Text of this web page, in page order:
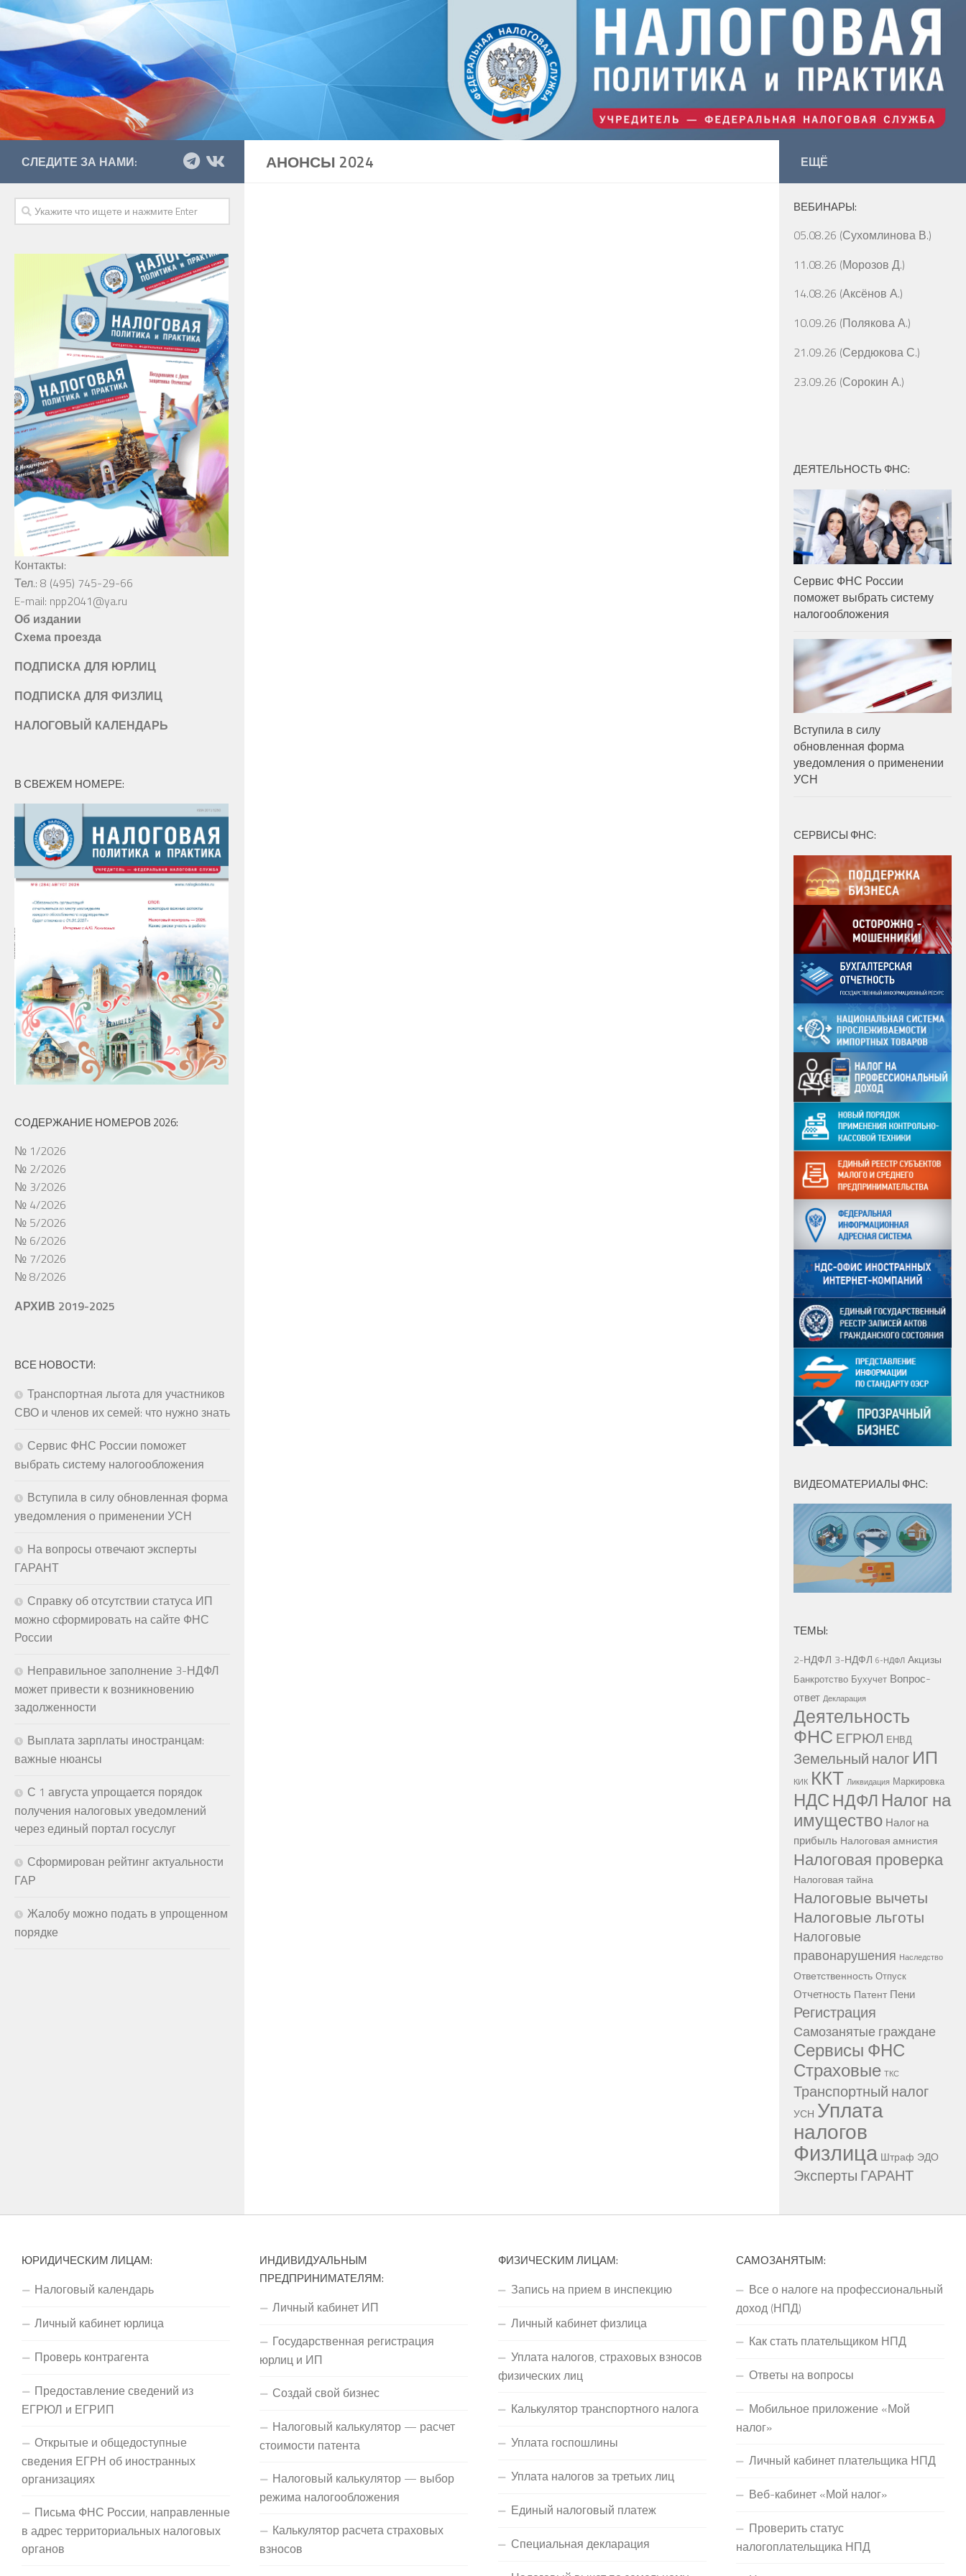
АНОНСЫ 2024
СЛЕДИТЕ ЗА НАМИ:
Контакты:
Тел.: 8 (495) 745-29-66
E-mail: npp2041@ya.ru
Об издании
Схема проезда
ПОДПИСКА ДЛЯ ЮРЛИЦ
ПОДПИСКА ДЛЯ ФИЗЛИЦ
НАЛОГОВЫЙ КАЛЕНДАРЬ
В СВЕЖЕМ НОМЕРЕ:
СОДЕРЖАНИЕ НОМЕРОВ 2026:
№ 1/2026
№ 2/2026
№ 3/2026
№ 4/2026
№ 5/2026
№ 6/2026
№ 7/2026
№ 8/2026
АРХИВ 2019-2025
ВСЕ НОВОСТИ:
Транспортная льгота для участников
СВО и членов их семей: что нужно знать
Сервис ФНС России поможет
выбрать систему налогообложения
Вступила в силу обновленная форма
уведомления о применении УСН
На вопросы отвечают эксперты
ГАРАНТ
Справку об отсутствии статуса ИП
можно сформировать на сайте ФНС
России
Неправильное заполнение 3-НДФЛ
может привести к возникновению
задолженности
Выплата зарплаты иностранцам:
важные нюансы
С 1 августа упрощается порядок
получения налоговых уведомлений
через единый портал госуслуг
Сформирован рейтинг актуальности
ГАР
Жалобу можно подать в упрощенном
порядке
ЕЩЁ
ВЕБИНАРЫ:
05.08.26 (Сухомлинова В.)
11.08.26 (Морозов Д.)
14.08.26 (Аксёнов А.)
10.09.26 (Полякова А.)
21.09.26 (Сердюкова С.)
23.09.26 (Сорокин А.)
ДЕЯТЕЛЬНОСТЬ ФНС:
Сервис ФНС России
поможет выбрать систему
налогообложения
Вступила в силу
обновленная форма
уведомления о применении
УСН
СЕРВИСЫ ФНС:
ВИДЕОМАТЕРИАЛЫ ФНС:
ТЕМЫ:
2-НДФЛ 3-НДФЛ 6-НДФЛ Акцизы
Банкротство Бухучет Вопрос-
ответ Декларация
Деятельность
ФНС ЕГРЮЛ ЕНВД
Земельный налог ИП
КИК ККТ Ликвидация Маркировка
НДС НДФЛ Налог на
имущество Налог на
прибыль Налоговая амнистия
Налоговая проверка
Налоговая тайна
Налоговые вычеты
Налоговые льготы
Налоговые
правонарушения Наследство
Ответственность Отпуск
Отчетность Патент Пени
Регистрация
Самозанятые граждане
Сервисы ФНС
Страховые ТКС
Транспортный налог
УСН Уплата
налогов
Физлица Штраф ЭДО
Эксперты ГАРАНТ
ЮРИДИЧЕСКИМ ЛИЦАМ:
Налоговый календарь
Личный кабинет юрлица
Проверь контрагента
Предоставление сведений из
ЕГРЮЛ и ЕГРИП
Открытые и общедоступные
сведения ЕГРН об иностранных
организациях
Письма ФНС России, направленные
в адрес территориальных налоговых
органов
ИНДИВИДУАЛЬНЫМ
ПРЕДПРИНИМАТЕЛЯМ:
Личный кабинет ИП
Государственная регистрация
юрлиц и ИП
Создай свой бизнес
Налоговый калькулятор — расчет
стоимости патента
Налоговый калькулятор — выбор
режима налогообложения
Калькулятор расчета страховых
взносов
ФИЗИЧЕСКИМ ЛИЦАМ:
Запись на прием в инспекцию
Личный кабинет физлица
Уплата налогов, страховых взносов
физических лиц
Калькулятор транспортного налога
Уплата госпошлины
Уплата налогов за третьих лиц
Единый налоговый платеж
Специальная декларация
САМОЗАНЯТЫМ:
Все о налоге на профессиональный
доход (НПД)
Как стать плательщиком НПД
Ответы на вопросы
Мобильное приложение «Мой
налог»
Личный кабинет плательщика НПД
Веб-кабинет «Мой налог»
Проверить статус
налогоплательщика НПД